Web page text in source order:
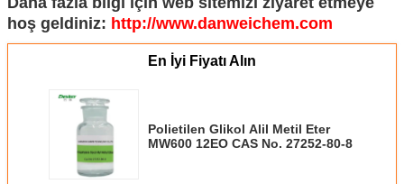
hoş geldiniz: http://www.danweichem.com
En İyi Fiyatı Alın
Polietilen Glikol Alil Metil Eter
MW600 12EO CAS No. 27252-80-8